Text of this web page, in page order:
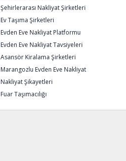
Şehirlerarası Nakliyat Şirketleri
Ev Taşıma Şirketleri
Evden Eve Nakliyat Platformu
Evden Eve Nakliyat Tavsiyeleri
Asansör Kiralama Şirketleri
Marangozlu Evden Eve Nakliyat
Nakliyat Şikayetleri
Fuar Taşımacılığı